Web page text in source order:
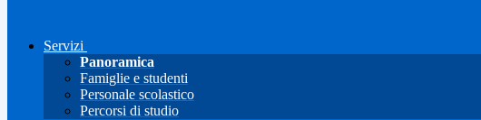
Servizi
Panoramica
Famiglie e studenti
Personale scolastico
Percorsi di studio